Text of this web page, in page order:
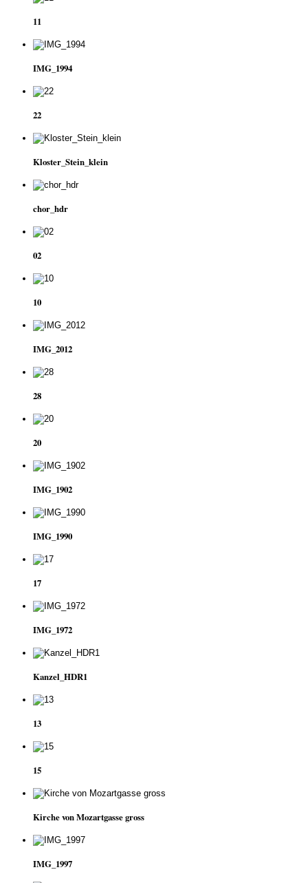
11
IMG_1994
22
Kloster_Stein_klein
chor_hdr
02
10
IMG_2012
28
20
IMG_1902
IMG_1990
17
IMG_1972
Kanzel_HDR1
13
15
Kirche von Mozartgasse gross
IMG_1997